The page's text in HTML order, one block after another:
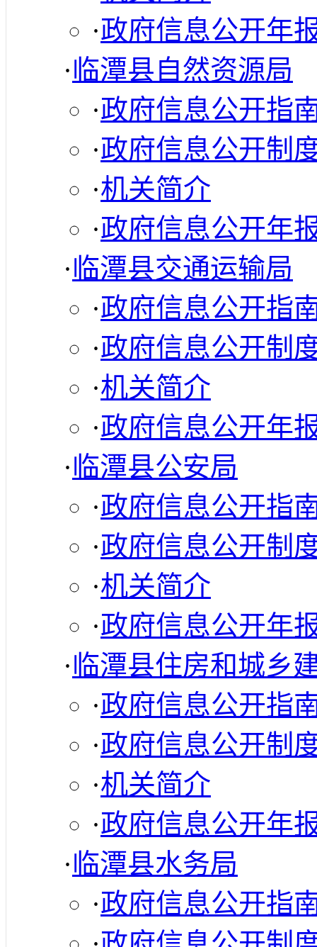
·政府信息公开年
·临潭县自然资源局
·政府信息公开指
·政府信息公开制
·机关简介
·政府信息公开年
·临潭县交通运输局
·政府信息公开指
·政府信息公开制
·机关简介
·政府信息公开年
·临潭县公安局
·政府信息公开指
·政府信息公开制
·机关简介
·政府信息公开年
·临潭县住房和城乡
·政府信息公开指
·政府信息公开制
·机关简介
·政府信息公开年
·临潭县水务局
·政府信息公开指